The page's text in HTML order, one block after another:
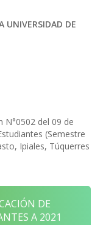
UNIVERSIDAD DE
N°0502 del 09 de
(Semestre
Ipiales, Túquerres
DE
A 2021